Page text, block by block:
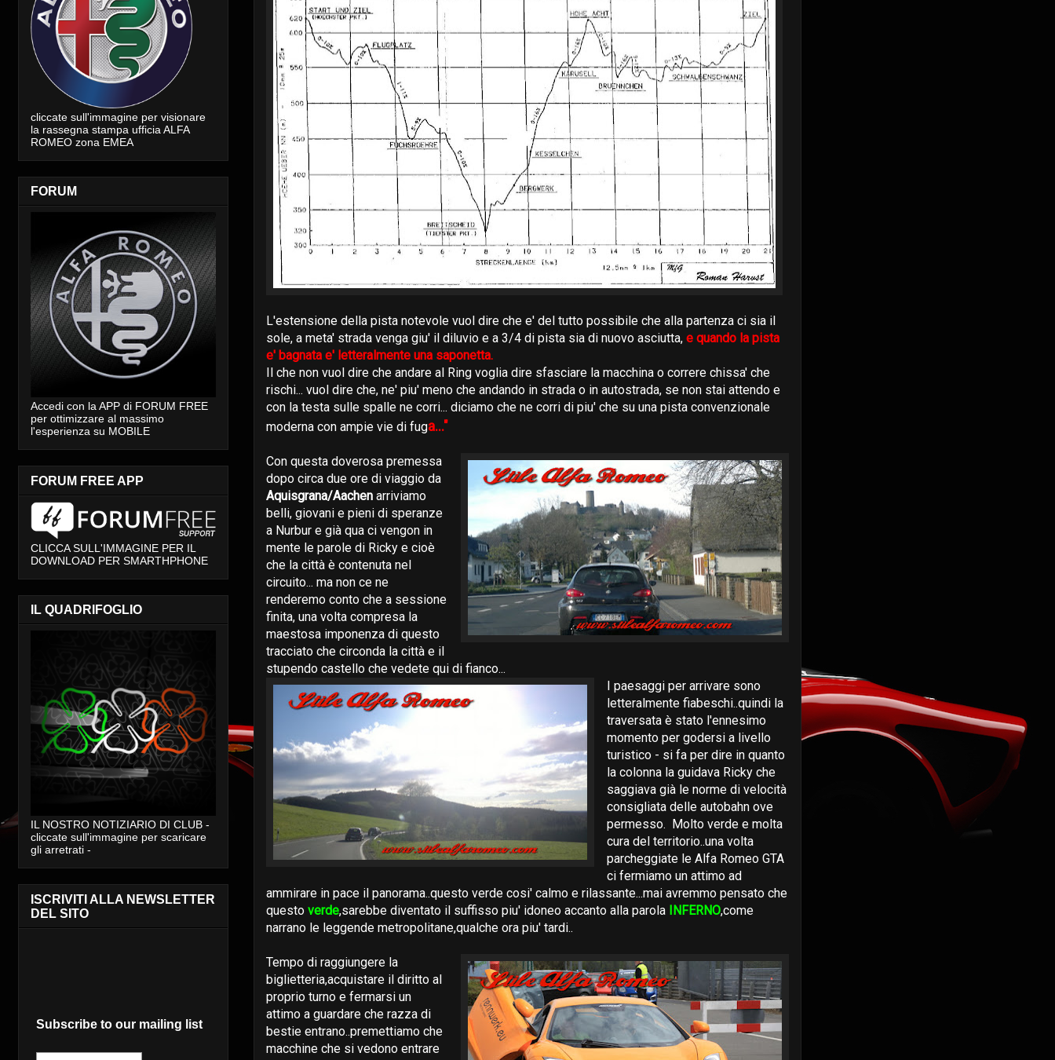
L'estensione della pista notevole vuol dire che e' del tutto possibile che alla partenza ci sia il
sole, a meta' strada venga giu' il diluvio e a 3/4 di pista sia di nuovo asciutta, e quando la pista
e' bagnata e' letteralmente una saponetta.
Il che non vuol dire che andare al Ring voglia dire sfasciare la macchina o correre chissa' che
rischi... vuol dire che, ne' piu' meno che andando in strada o in autostrada, se non stai attendo e
con la testa sulle spalle ne corri... diciamo che ne corri di piu' che su una pista convenzionale
moderna con ampie vie di fuga..."
Con questa doverosa premessa
dopo circa due ore di viaggio da
Aquisgrana/Aachen arriviamo
belli, giovani e pieni di speranze
a Nurbur e già qua ci vengon in
mente le parole di Ricky e cioè
che la città è contenuta nel
circuito... ma non ce ne
renderemo conto che a sessione
finita, una volta compresa la
maestosa imponenza di questo
tracciato che circonda la città e il
stupendo castello che vedete qui di fianco...
I paesaggi per arrivare sono
letteralmente fiabeschi..quindi la
traversata è stato l'ennesimo
momento per godersi a livello
turistico - si fa per dire in quanto
la colonna la guidava Ricky che
saggiava già le norme di velocità
consigliata delle autobahn ove
permesso. Molto verde e molta
cura del territorio..una volta
parcheggiate le Alfa Romeo GTA
ci fermiamo un attimo ad
ammirare in pace il panorama..questo verde cosi' calmo e rilassante...mai avremmo pensato che
questo verde,sarebbe diventato il suffisso piu' idoneo accanto alla parola INFERNO,come
narrano le leggende metropolitane,qualche ora piu' tardi..
Tempo di raggiungere la
biglietteria,acquistare il diritto al
proprio turno e fermarsi un
attimo a guardare che razza di
bestie entrano..premettiamo che
macchine che si vedono entrare
cliccate sull'immagine per visionare
la rassegna stampa ufficia ALFA
ROMEO zona EMEA
FORUM
Accedi con la APP di FORUM FREE
per ottimizzare al massimo
l'esperienza su MOBILE
FORUM FREE APP
CLICCA SULL'IMMAGINE PER IL
DOWNLOAD PER SMARTHPHONE
IL QUADRIFOGLIO
IL NOSTRO NOTIZIARIO DI CLUB -
cliccate sull'immagine per scaricare
gli arretrati -
ISCRIVITI ALLA NEWSLETTER
DEL SITO
Subscribe to our mailing list